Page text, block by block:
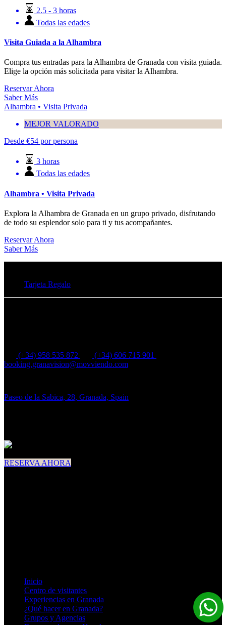
2.5 - 3 horas
Todas las edades
Visita Guiada a la Alhambra
Compra tus entradas para la Alhambra de Granada con visita guiada.
Elige la opción más solicitada para visitar la Alhambra.
Reservar Ahora
Saber Más
Alhambra • Visita Privada
MEJOR VALORADO
Desde €54 por persona
3 horas
Todas las edades
Alhambra • Visita Privada
Explora la Alhambra de Granada en un grupo privado, disfrutando
de todo su esplendor solo para ti y tus acompañantes.
Reservar Ahora
Saber Más
Tarjeta Regalo
(+34) 958 535 872
(+34) 606 715 901
booking.granavision@movviendo.com
Paseo de la Sabica, 28, Granada, Spain
RESERVA AHORA
Inicio
Centro de visitantes
Experiencias en Granada
¿Qué hacer en Granada?
Grupos y Agencias